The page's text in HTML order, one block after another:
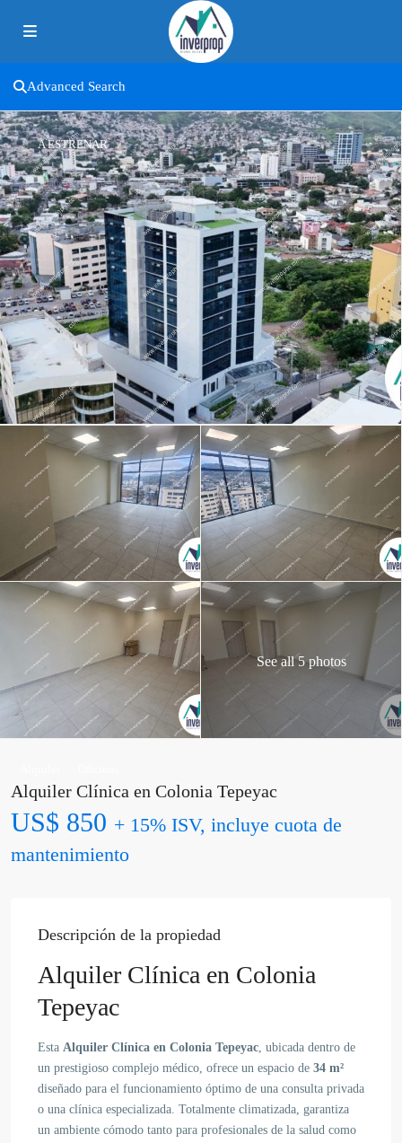
Advanced Search
A ESTRENAR
See all 5 photos
Alquiler Clínica en Colonia Tepeyac
US$ 850 + 15% ISV, incluye cuota de
mantenimiento
Descripción de la propiedad
Alquiler Clínica en Colonia
Tepeyac
Esta Alquiler Clínica en Colonia Tepeyac, ubicada dentro de
un prestigioso complejo médico, ofrece un espacio de 34 m²
diseñado para el funcionamiento óptimo de una consulta privada
o una clínica especializada. Totalmente climatizada, garantiza
un ambiente cómodo tanto para profesionales de la salud como